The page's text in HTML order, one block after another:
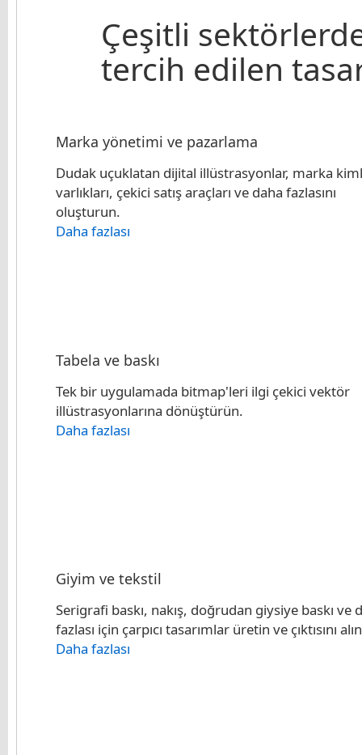
Çeşitli
tercih edilen
Marka yönetimi ve pazarlama
Dudak uçuklatan dijital illüstrasyonlar, marka
varlıkları, çekici satış araçları ve daha fazlasını
oluşturun.
Daha fazlası
Tabela ve baskı
Tek bir uygulamada bitmap'leri ilgi çekici vektör
illüstrasyonlarına dönüştürün.
Daha fazlası
Giyim ve tekstil
Serigrafi baskı, nakış, doğrudan giysiye baskı ve
fazlası için çarpıcı tasarımlar üretin ve çıktısını
Daha fazlası